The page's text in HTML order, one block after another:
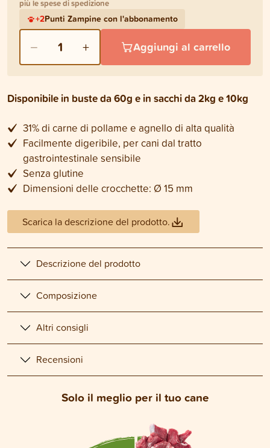
più le spese di spedizione
+2Punti Zampine con l'abbonamento
− 1 + Aggiungi al carrello
Disponibile in buste da 60g e in sacchi da 2kg e 10kg
31% di carne di pollame e agnello di alta qualità
Facilmente digeribile, per cani dal tratto
gastrointestinale sensibile
Senza glutine
Dimensioni delle crocchette: Ø 15 mm
Scarica la descrizione del prodotto.
Descrizione del prodotto
Composizione
Altri consigli
Recensioni
Solo il meglio per il tuo cane